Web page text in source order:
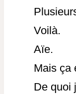
Voilà.
Aïe.
Mais ça
De quoi